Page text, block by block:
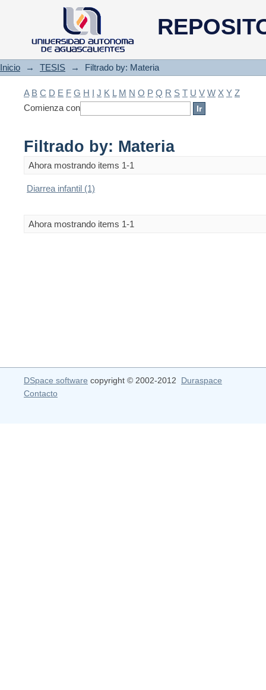
Filtrado by: Materia
Inicio → TESIS → Filtrado by: Materia
A B C D E F G H I J K L M N O P Q R S T U V W X Y Z
Comienza con
Filtrado by: Materia
Ahora mostrando items 1-1
Diarrea infantil (1)
Ahora mostrando items 1-1
DSpace software copyright © 2002-2012 Duraspace
Contacto